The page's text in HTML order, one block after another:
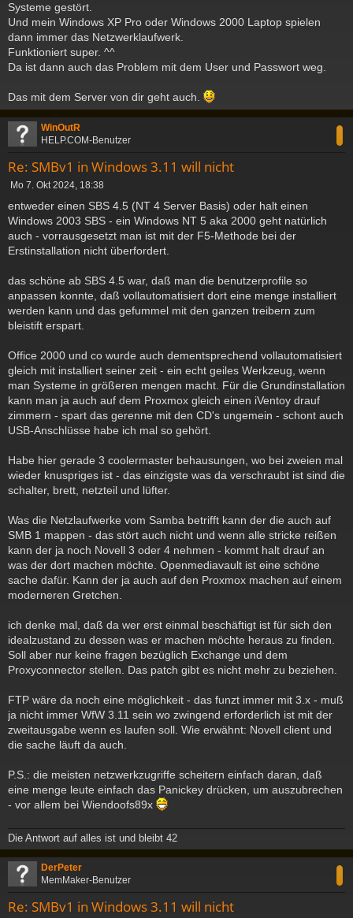
Systeme gestört.
Und mein Windows XP Pro oder Windows 2000 Laptop spielen
dann immer das Netzwerklaufwerk.
Funktioniert super. ^^
Da ist dann auch das Problem mit dem User und Passwort weg.
Das mit dem Server von dir geht auch.
a
c
WinOutR
HELP.COM-Benutzer
Re: SMBv1 in Windows 3.11 will nicht
B
i
t
r
a
Mo 7. Okt 2024, 18:38
entweder einen SBS 4.5 (NT 4 Server Basis) oder halt einen
Windows 2003 SBS - ein Windows NT 5 aka 2000 geht natürlich
auch - vorrausgesetzt man ist mit der F5-Methode bei der
Erstinstallation nicht überfordert.
das schöne ab SBS 4.5 war, daß man die benutzerprofile so
anpassen konnte, daß vollautomatisiert dort eine menge installiert
werden kann und das gefummel mit den ganzen treibern zum
bleistift erspart.
Office 2000 und co wurde auch dementsprechend vollautomatisiert
gleich mit installiert seiner zeit - ein echt geiles Werkzeug, wenn
man Systeme in größeren mengen macht. Für die Grundinstallation
kann man ja auch auf dem Proxmox gleich einen iVentoy drauf
zimmern - spart das gerenne mit den CD's ungemein - schont auch
USB-Anschlüsse habe ich mal so gehört.
Habe hier gerade 3 coolermaster behausungen, wo bei zweien mal
wieder knuspriges ist - das einzigste was da verschraubt ist sind die
schalter, brett, netzteil und lüfter.
Was die Netzlaufwerke vom Samba betrifft kann der die auch auf
SMB 1 mappen - das stört auch nicht und wenn alle stricke reißen
kann der ja noch Novell 3 oder 4 nehmen - kommt halt drauf an
was der dort machen möchte. Openmediavault ist eine schöne
sache dafür. Kann der ja auch auf den Proxmox machen auf einem
moderneren Gretchen.
ich denke mal, daß da wer erst einmal beschäftigt ist für sich den
idealzustand zu dessen was er machen möchte heraus zu finden.
Soll aber nur keine fragen bezüglich Exchange und dem
Proxyconnector stellen. Das patch gibt es nicht mehr zu beziehen.
FTP wäre da noch eine möglichkeit - das funzt immer mit 3.x - muß
ja nicht immer WfW 3.11 sein wo zwingend erforderlich ist mit der
zweitausgabe wenn es laufen soll. Wie erwähnt: Novell client und
die sache läuft da auch.
P.S.: die meisten netzwerkzugriffe scheitern einfach daran, daß
eine menge leute einfach das Panickey drücken, um auszubrechen
- vor allem bei Wiendoofs89x
Die Antwort auf alles ist und bleibt 42
a
c
DerPeter
MemMaker-Benutzer
Re: SMBv1 in Windows 3.11 will nicht